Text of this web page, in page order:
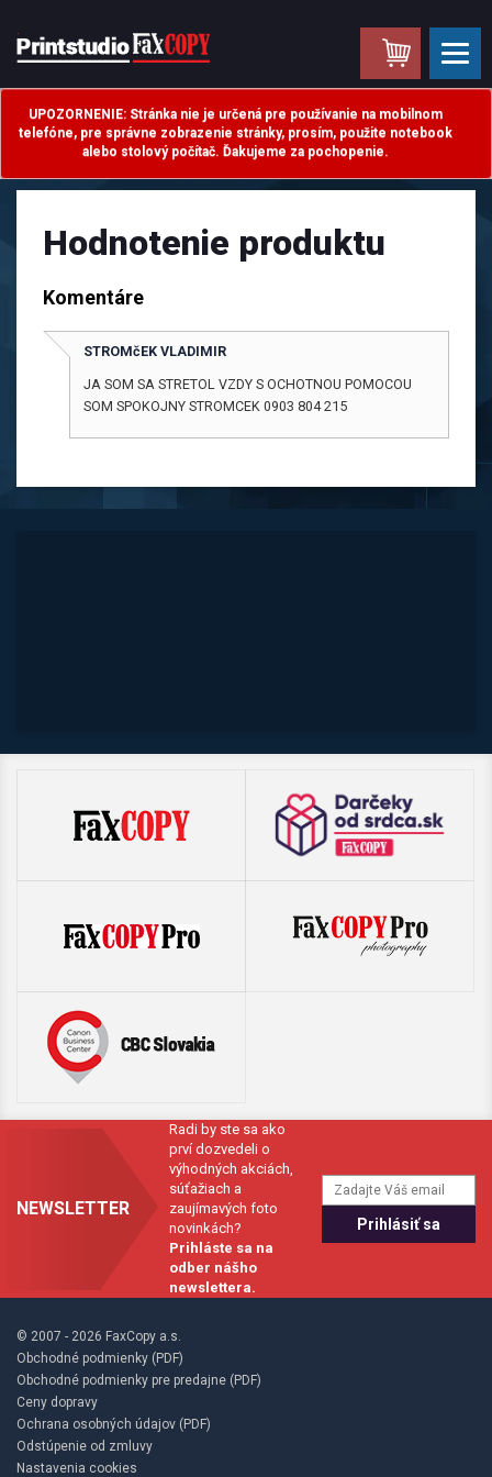
UPOZORNENIE: Stránka nie je určená pre používanie na mobilnom
telefóne, pre správne zobrazenie stránky, prosím, použite notebook
alebo stolový počítač. Ďakujeme za pochopenie.
.
Hodnotenie produktu
Komentáre
STROMčEK VLADIMIR
JA SOM SA STRETOL VZDY S OCHOTNOU POMOCOU
SOM SPOKOJNY STROMCEK 0903 804 215
NEWSLETTER
Radi by ste sa ako
prví dozvedeli o
výhodných akciách,
súťažiach a
zaujímavých foto
novinkách?
Prihláste sa na
odber nášho
newslettera.
© 2007 - 2026 FaxCopy a.s.
Obchodné podmienky (PDF)
Obchodné podmienky pre predajne (PDF)
Ceny dopravy
Ochrana osobných údajov (PDF)
Odstúpenie od zmluvy
Nastavenia cookies